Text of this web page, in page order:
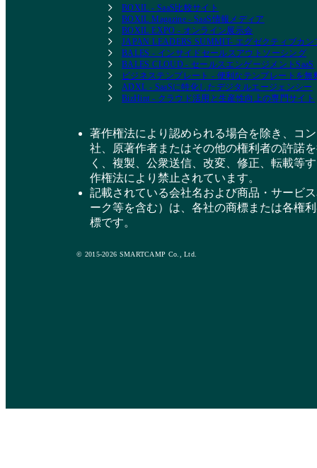
BOXIL - SaaS比較サイト
BOXIL Magazine - SaaS情報メディア
BOXIL EXPO - オンライン展示会
JAPAN LEADERS SUMMIT- エグゼクティブカン
BALES - インサイドセールスアウトソーシング
BALES CLOUD - セールスエンゲージメントSaaS
ビジネステンプレート - 便利なテンプレートを無
ADXL - SaaSに特化したデジタルエージェンシー
BizHint - クラウド活用と生産性向上の専門サイト
著作権法により認められる場合を除き、コ
社、原著作者またはその他の権利者の許諾
く、複製、公衆送信、改変、修正、転載等
作権法により禁止されています。
記載されている会社名および商品・サービ
ーク等を含む）は、各社の商標または各権
標です。
© 2015-2026 SMARTCAMP Co., Ltd.